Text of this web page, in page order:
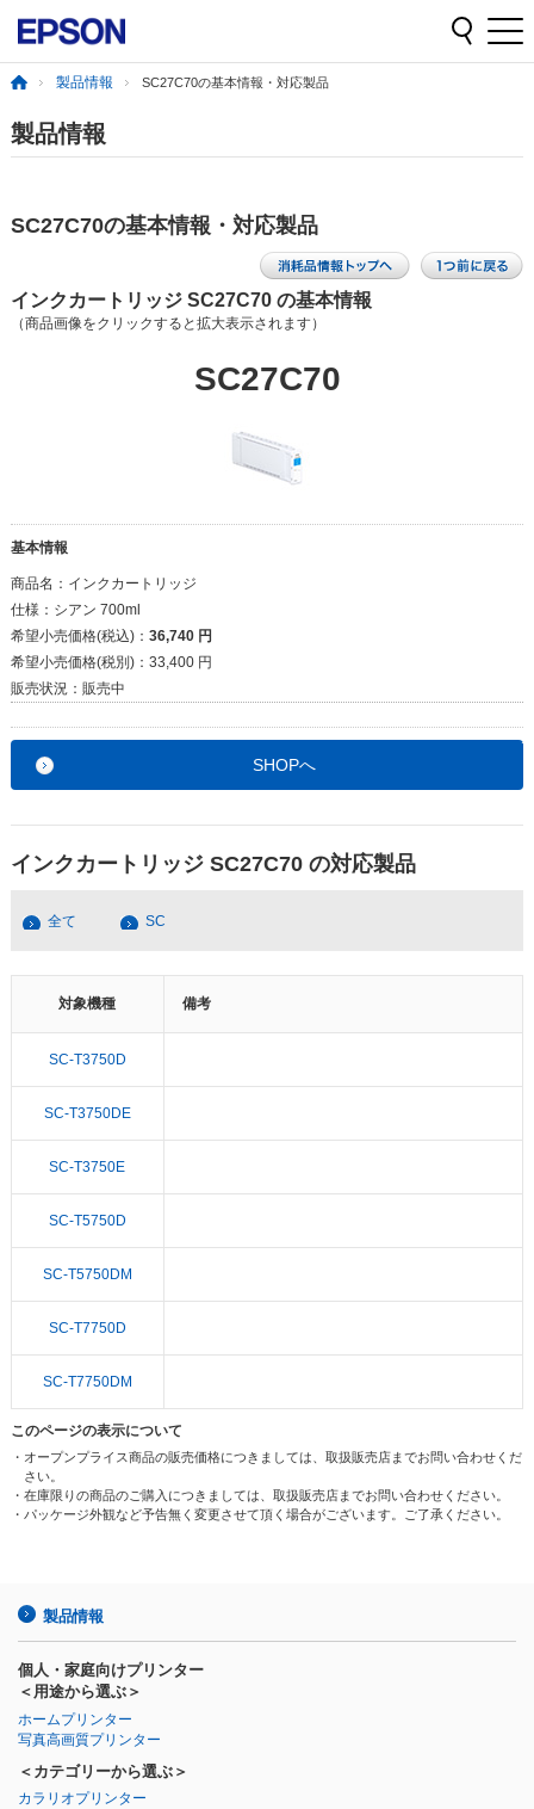
製品情報 SC27C70の基本情報・対応製品
製品情報
SC27C70の基本情報・対応製品
インクカートリッジ SC27C70 の基本情報
（商品画像をクリックすると拡大表示されます）
SC27C70
基本情報
商品名： インクカートリッジ
仕様： シアン 700ml
希望小売価格(税込)： 36,740 円
希望小売価格(税別)： 33,400 円
販売状況： 販売中
SHOPへ
インクカートリッジ SC27C70 の対応製品
全て SC
対象機種 備考
SC-T3750D
SC-T3750DE
SC-T3750E
SC-T5750D
SC-T5750DM
SC-T7750D
SC-T7750DM
このページの表示について
・オープンプライス商品の販売価格につきましては、取扱販売店までお問い合わせくだ
さい。
・在庫限りの商品のご購入につきましては、取扱販売店までお問い合わせください。
・パッケージ外観など予告無く変更させて頂く場合がございます。ご了承ください。
製品情報
個人・家庭向けプリンター
＜用途から選ぶ＞
ホームプリンター
写真高画質プリンター
＜カテゴリーから選ぶ＞
カラリオプリンター